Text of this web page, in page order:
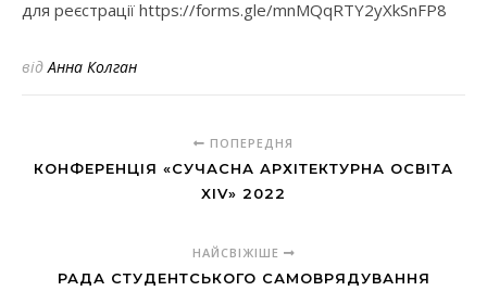
для реєстрації https://forms.gle/mnMQqRTY2yXkSnFP8
відАнна Колган
ПОПЕРЕДНЯ
КОНФЕРЕНЦІЯ «СУЧАСНА АРХІТЕКТУРНА ОСВІТА
XIV» 2022
НАЙСВІЖІШЕ
РАДА СТУДЕНТСЬКОГО САМОВРЯДУВАННЯ